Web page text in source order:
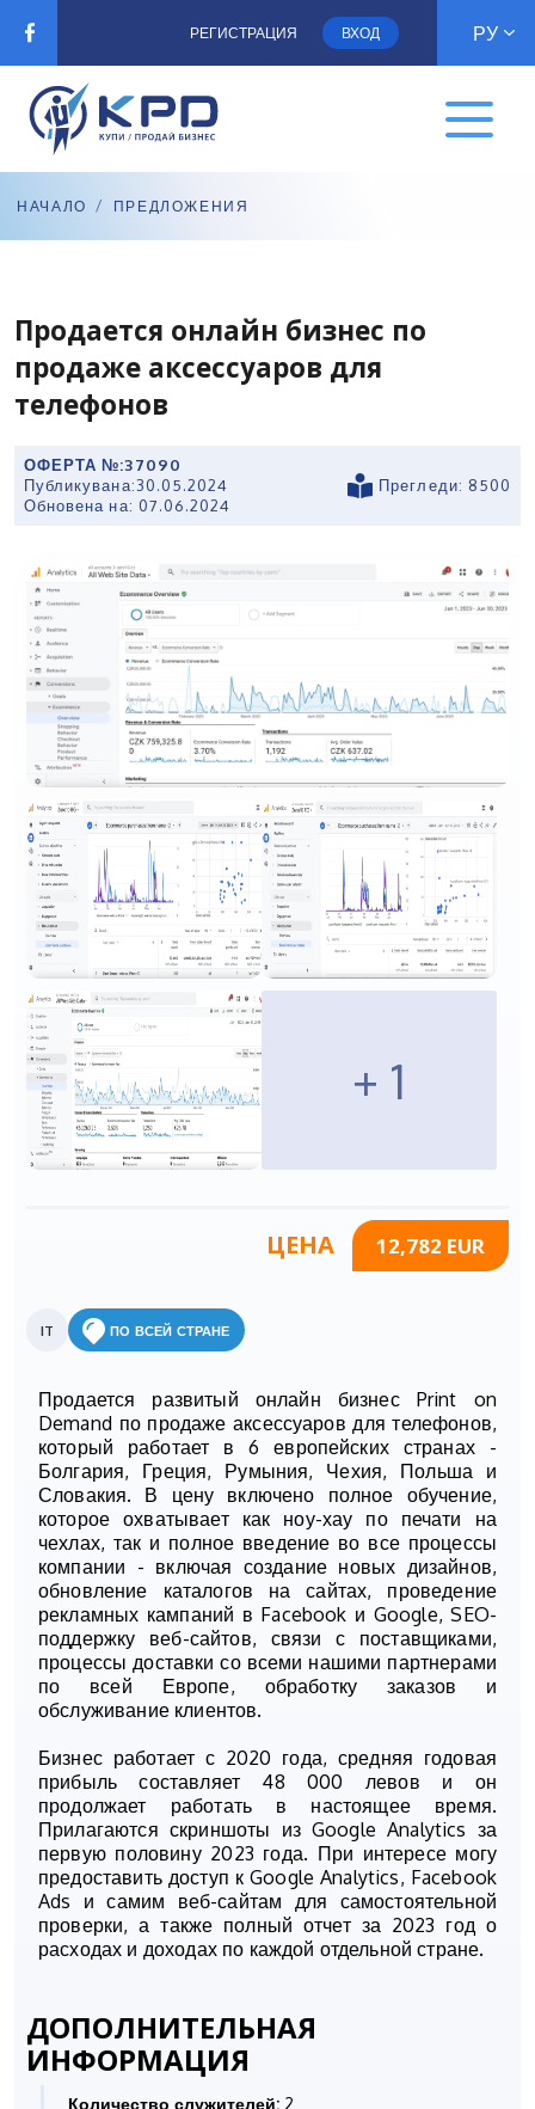
РЕГИСТРАЦИЯ ВХОД РУ
НАЧАЛО / ПРЕДЛОЖЕНИЯ
Продается онлайн бизнес по
продаже аксессуаров для
телефонов
ОФЕРТА №:37090
Публикувана:30.05.2024
Обновена на: 07.06.2024
Прегледи: 8500
+ 1
ЦЕНА 12,782 EUR
IT ПО ВСЕЙ СТРАНЕ
Продается развитый онлайн бизнес Print on
Demand по продаже аксессуаров для телефонов,
который работает в 6 европейских странах -
Болгария, Греция, Румыния, Чехия, Польша и
Словакия. В цену включено полное обучение,
которое охватывает как ноу-хау по печати на
чехлах, так и полное введение во все процессы
компании - включая создание новых дизайнов,
обновление каталогов на сайтах, проведение
рекламных кампаний в Facebook и Google, SEO-
поддержку веб-сайтов, связи с поставщиками,
процессы доставки со всеми нашими партнерами
по всей Европе, обработку заказов и
обслуживание клиентов.
Бизнес работает с 2020 года, средняя годовая
прибыль составляет 48 000 левов и он
продолжает работать в настоящее время.
Прилагаются скриншоты из Google Analytics за
первую половину 2023 года. При интересе могу
предоставить доступ к Google Analytics, Facebook
Ads и самим веб-сайтам для самостоятельной
проверки, а также полный отчет за 2023 год о
расходах и доходах по каждой отдельной стране.
ДОПОЛНИТЕЛЬНАЯ
ИНФОРМАЦИЯ
Количество служителей: 2